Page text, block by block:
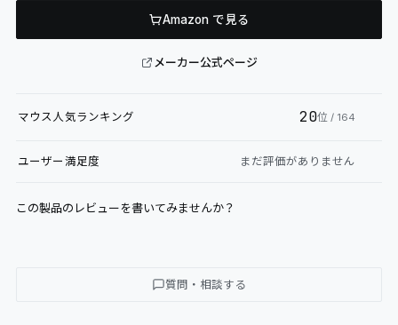
Amazon で見る
メーカー公式ページ
マウス 人気ランキング 20位 / 164
ユーザー満足度 まだ評価がありません
この製品のレビューを書いてみませんか？
質問・相談する